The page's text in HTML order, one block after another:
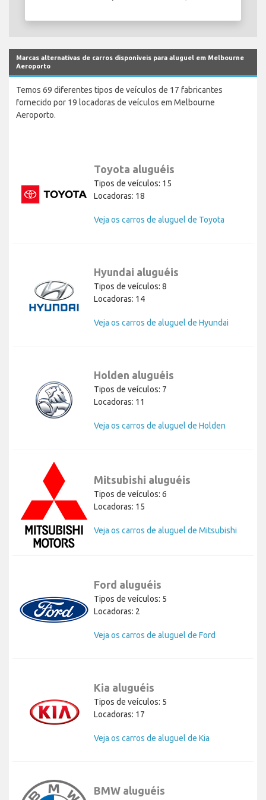
Marcas alternativas de carros disponíveis para aluguel em Melbourne
Aeroporto
Temos 69 diferentes tipos de veículos de 17 fabricantes
fornecido por 19 locadoras de veículos em Melbourne
Aeroporto.
Toyota aluguéis
Tipos de veículos: 15
Locadoras: 18
Veja os carros de aluguel de Toyota
Hyundai aluguéis
Tipos de veículos: 8
Locadoras: 14
Veja os carros de aluguel de Hyundai
Holden aluguéis
Tipos de veículos: 7
Locadoras: 11
Veja os carros de aluguel de Holden
Mitsubishi aluguéis
Tipos de veículos: 6
Locadoras: 15
Veja os carros de aluguel de Mitsubishi
Ford aluguéis
Tipos de veículos: 5
Locadoras: 2
Veja os carros de aluguel de Ford
Kia aluguéis
Tipos de veículos: 5
Locadoras: 17
Veja os carros de aluguel de Kia
BMW aluguéis